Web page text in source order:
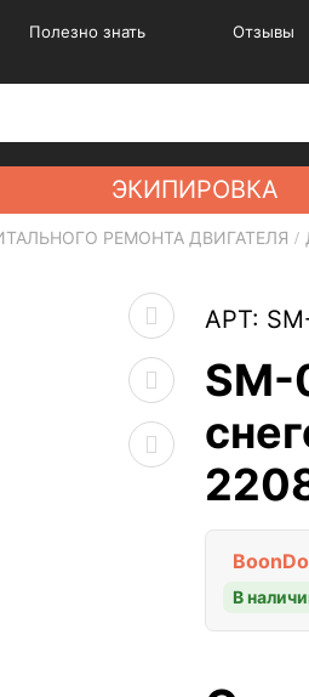
Полезно знать Отзывы
ЭКИПИРОВКА
РЕМОНТА ДВИГАТЕЛЯ
АРТ:
SM-
В